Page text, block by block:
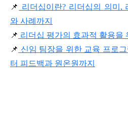
📌 리더십이란? 리더십의 의미,
와 사례까지
📌 리더십 평가의 효과적 활용을
📌 신임 팀장을 위한 교육 프로
터 피드백과 원온원까지